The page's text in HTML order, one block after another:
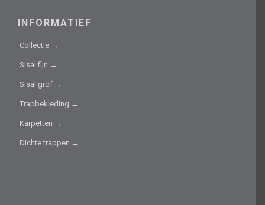
INFORMATIEF
Collectie →
Sisal fijn →
Sisal grof →
Trapbekleding →
Karpetten →
Dichte trappen →